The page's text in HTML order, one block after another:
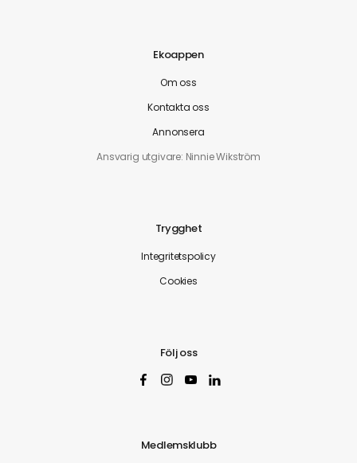
Ekoappen
Om oss
Kontakta oss
Annonsera
Ansvarig utgivare: Ninnie Wikström
Trygghet
Integritetspolicy
Cookies
Följ oss
Medlemsklubb